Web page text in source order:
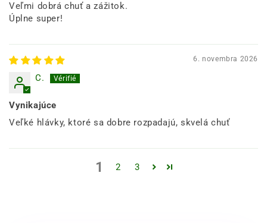
Veľmi dobrá chuť a zážitok.
Úplne super!
6. novembra 2026
C.
Vynikajúce
Veľké hlávky, ktoré sa dobre rozpadajú, skvelá chuť
1 2 3